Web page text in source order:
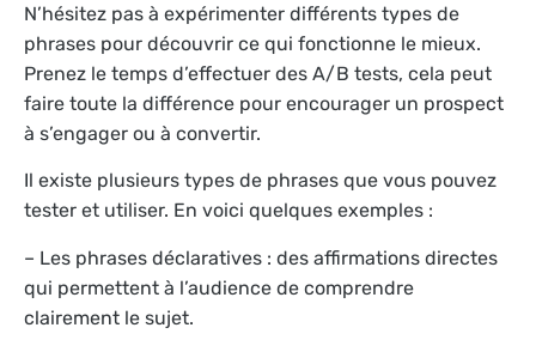
N’hésitez pas à expérimenter différents types de
phrases pour découvrir ce qui fonctionne le mieux.
Prenez le temps d’effectuer des A/B tests, cela peut
faire toute la différence pour encourager un prospect
à s’engager ou à convertir.
Il existe plusieurs types de phrases que vous pouvez
tester et utiliser. En voici quelques exemples :
– Les phrases déclaratives : des affirmations directes
qui permettent à l’audience de comprendre
clairement le sujet.